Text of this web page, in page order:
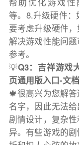
等。8.升级硬件
要考虑升级硬件
解决游戏性能问
参考。
💡Q3：吉祥游戏
页通用版入口-文
🍁很高兴为您解
名字，因此无法
剧情设计，复杂
异。有些游戏的